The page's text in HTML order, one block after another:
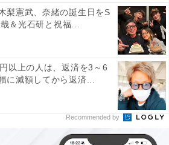
梨憲武、奈緒の誕生日をS
＆光石研と祝福...
以上の人は、返済を3～6
に減額してから返済...
Recommended by